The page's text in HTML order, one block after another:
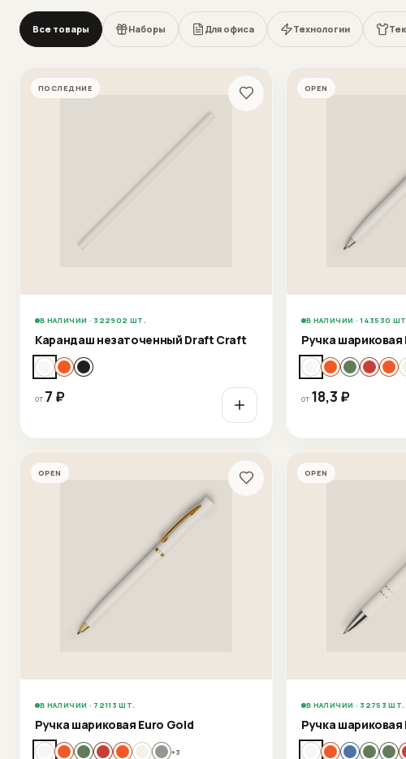
Все товары Наборы Для офиса Технологии
ПОСЛЕДНИЕ
В НАЛИЧИИ · 322902 ШТ.
Карандаш незаточенный Draft Craft
от 7 ₽
OPEN
В НАЛИЧИИ · 143530
Ручка шариковая
от 18,3 ₽
OPEN
В НАЛИЧИИ · 72113 ШТ.
Ручка шариковая Euro Gold
+3
OPEN
В НАЛИЧИИ · 32753 ШТ.
Ручка